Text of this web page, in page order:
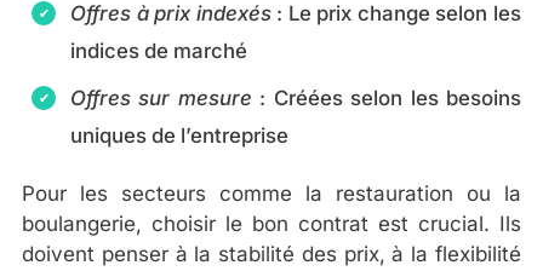
Offres à prix indexés: Le prix change selon les
indices de marché
Offres sur mesure : Créées selon les besoins
uniques de l’entreprise
Pour les secteurs comme la restauration ou la
boulangerie, choisir le bon contrat est crucial. Ils
doivent penser à la stabilité des prix, à la flexibilité